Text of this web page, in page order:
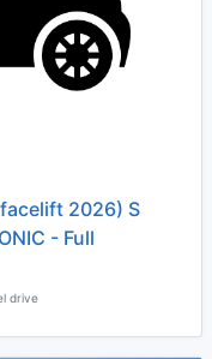
2026) S
- Full
drive